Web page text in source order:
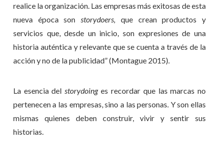
realice la organización. Las empresas más exitosas de esta
nueva época son storydoers,
que crean productos y
servicios que, desde un inicio, son expresiones de una
historia auténtica y relevante que se cuenta a través de la
acción y no de la publicidad” (Montague 2015).
La esencia delstorydoinges recordar que las marcas no
pertenecen a las empresas, sino a las personas. Y son ellas
mismas quienes deben construir, vivir y sentir sus
historias.